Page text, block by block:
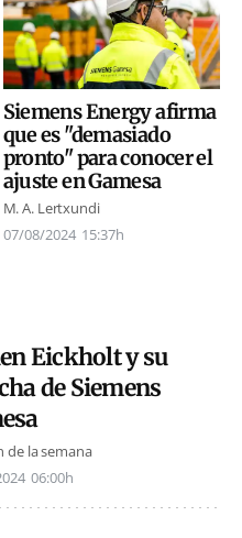
Siemens Energy afirma
que es "demasiado
pronto" para conocer el
ajuste en Gamesa
M. A. Lertxundi
07/08/2024 15:37h
Eickholt y su
de Siemens
de la semana
06:00h